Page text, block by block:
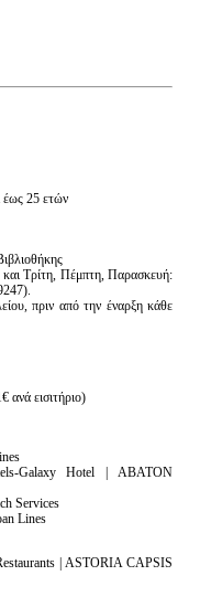
έως 25 ετών
Τρίτη, Πέμπτη, Παρασκευή:
πριν από την έναρξη κάθε
ανά εισιτήριο)
Galaxy Hotel | ΑΒΑΤΟΝ
Services
Lines
| ASTORIA CAPSIS